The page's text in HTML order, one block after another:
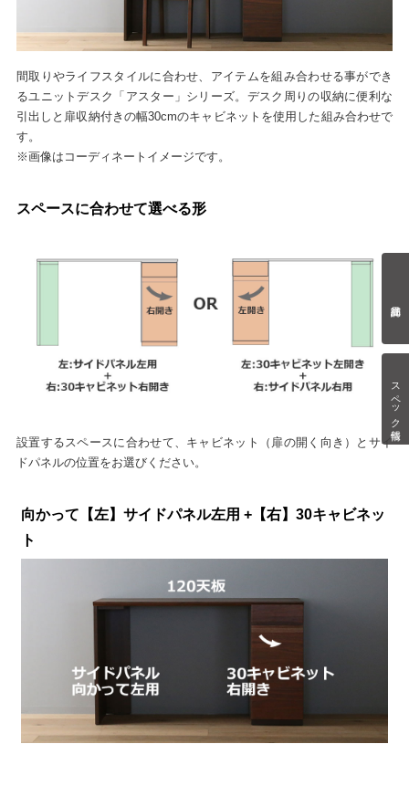
スペック情報
間取りやライフスタイルに合わせ、アイテムを組み合わせる事ができ
るユニットデスク「アスター」シリーズ。デスク周りの収納に便利な
引出しと扉収納付きの幅30cmのキャビネットを使用した組み合わせで
す。
※画像はコーディネートイメージです。
スペースに合わせて選べる形
設置するスペースに合わせて、キャビネット（扉の開く向き）とサイ
ドパネルの位置をお選びください。
向かって【左】サイドパネル左用 +【右】30キャビネッ
ト